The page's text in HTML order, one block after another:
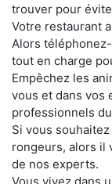
trouver pour
Votre restaurant
Alors
tout en charge
Empêchez les
vous et dans vos
professionnels
Si vous
rongeurs, alors il
de nos experts.
Vous vivez dans